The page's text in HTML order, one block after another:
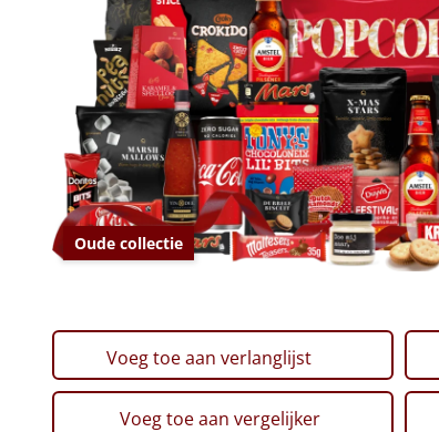
Oude collectie
Voeg toe aan verlanglijst
Voeg toe aan vergelijker